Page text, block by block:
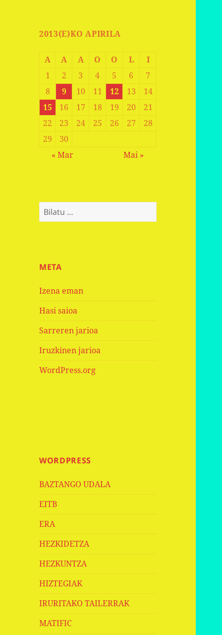
2013(E)KO APIRILA
A A A O O L
I
1
2 3 4 5 6
7
8
9 10 11 12 13
14
15
16 17 18 19 20
21
22
23 24 25 26 27
28
29
30
« Mar
Mai »
Bilatu:
META
Izena eman
Hasi saioa
Sarreren jarioa
Iruzkinen jarioa
WordPress.org
WORDPRESS
BAZTANGO UDALA
EITB
ERA
HEZKIDETZA
HEZKUNTZA
HIZTEGIAK
IRURITAKO TAILERRAK
MATIFIC